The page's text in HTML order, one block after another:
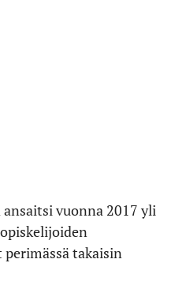
vuonna 2017 yli
takaisin